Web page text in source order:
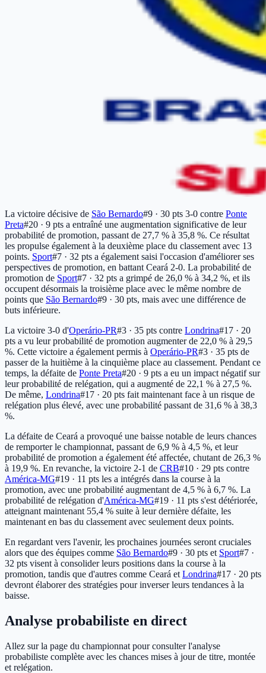
La victoire décisive de São Bernardo#9 · 30 pts 3-0 contre Ponte
Preta#20 · 9 pts a entraîné une augmentation significative de leur
probabilité de promotion, passant de 27,7 % à 35,8 %. Ce résultat
les propulse également à la deuxième place du classement avec 13
points. Sport#7 · 32 pts a également saisi l'occasion d'améliorer ses
perspectives de promotion, en battant Ceará 2-0. La probabilité de
promotion de Sport#7 · 32 pts a grimpé de 26,0 % à 34,2 %, et ils
occupent désormais la troisième place avec le même nombre de
points que São Bernardo#9 · 30 pts, mais avec une différence de
buts inférieure.
La victoire 3-0 d'Operário-PR#3 · 35 pts contre Londrina#17 · 20
pts a vu leur probabilité de promotion augmenter de 22,0 % à 29,5
%. Cette victoire a également permis à Operário-PR#3 · 35 pts de
passer de la huitième à la cinquième place au classement. Pendant ce
temps, la défaite de Ponte Preta#20 · 9 pts a eu un impact négatif sur
leur probabilité de relégation, qui a augmenté de 22,1 % à 27,5 %.
De même, Londrina#17 · 20 pts fait maintenant face à un risque de
relégation plus élevé, avec une probabilité passant de 31,6 % à 38,3
%.
La défaite de Ceará a provoqué une baisse notable de leurs chances
de remporter le championnat, passant de 6,9 % à 4,5 %, et leur
probabilité de promotion a également été affectée, chutant de 26,3 %
à 19,9 %. En revanche, la victoire 2-1 de CRB#10 · 29 pts contre
América-MG#19 · 11 pts les a intégrés dans la course à la
promotion, avec une probabilité augmentant de 4,5 % à 6,7 %. La
probabilité de relégation d'América-MG#19 · 11 pts s'est détériorée,
atteignant maintenant 55,4 % suite à leur dernière défaite, les
maintenant en bas du classement avec seulement deux points.
En regardant vers l'avenir, les prochaines journées seront cruciales
alors que des équipes comme São Bernardo#9 · 30 pts et Sport#7 ·
32 pts visent à consolider leurs positions dans la course à la
promotion, tandis que d'autres comme Ceará et Londrina#17 · 20 pts
devront élaborer des stratégies pour inverser leurs tendances à la
baisse.
Analyse probabiliste en direct
Allez sur la page du championnat pour consulter l'analyse
probabiliste complète avec les chances mises à jour de titre, montée
et relégation.